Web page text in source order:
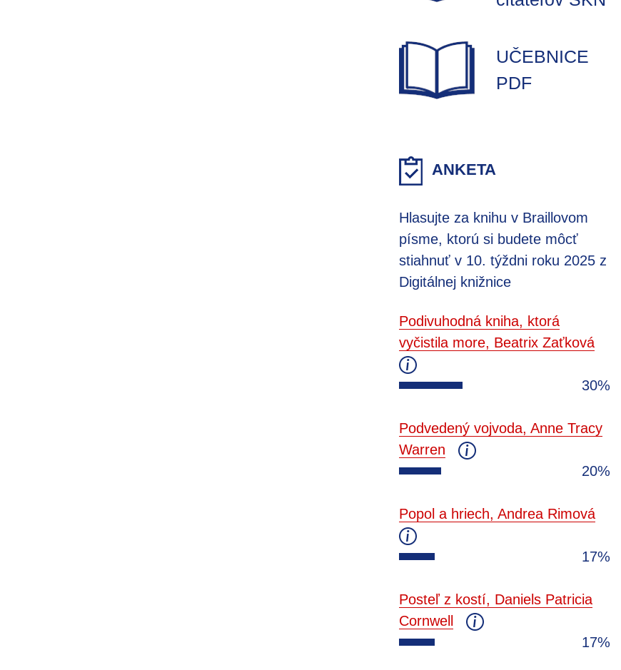
UČEBNICE
PDF
ANKETA
Hlasujte za knihu v Braillovom
písme, ktorú si budete môcť
stiahnuť v 10. týždni roku 2025 z
Digitálnej knižnice
Podivuhodná kniha, ktorá
vyčistila more, Beatrix Zaťková
30%
Podvedený vojvoda, Anne Tracy
Warren
20%
Popol a hriech, Andrea Rimová
17%
Posteľ z kostí, Daniels Patricia
Cornwell
17%